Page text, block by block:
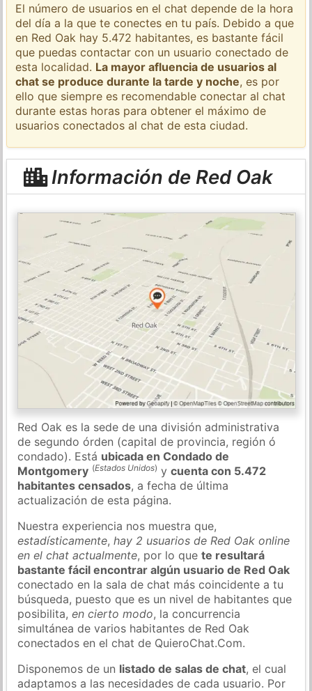
El número de usuarios en el chat depende de la hora
del día a la que te conectes en tu país. Debido a que
en Red Oak hay 5.472 habitantes, es bastante fácil
que puedas contactar con un usuario conectado de
esta localidad. La mayor afluencia de usuarios al
chat se produce durante la tarde y noche, es por
ello que siempre es recomendable conectar al chat
durante estas horas para obtener el máximo de
usuarios conectados al chat de esta ciudad.
Información de Red Oak
Red Oak es la sede de una división administrativa
de segundo órden (capital de provincia, región ó
condado). Está ubicada en Condado de
Montgomery (Estados Unidos) ycuenta con 5.472
habitantes censados, a fecha de última
actualización de esta página.
Nuestra experiencia nos muestra que,
estadísticamente,hay 2 usuarios de Red Oak online
en el chat actualmente, por lo quete resultará
bastante fácil encontrar algún usuario de Red Oak
conectado en la sala de chat más coincidente a tu
búsqueda, puesto que es un nivel de habitantes que
posibilita,en cierto modo, la concurrencia
simultánea de varios habitantes de Red Oak
conectados en el chat de QuieroChat.Com.
Disponemos de un listado de salas de chat, el cual
adaptamos a las necesidades de cada usuario. Por